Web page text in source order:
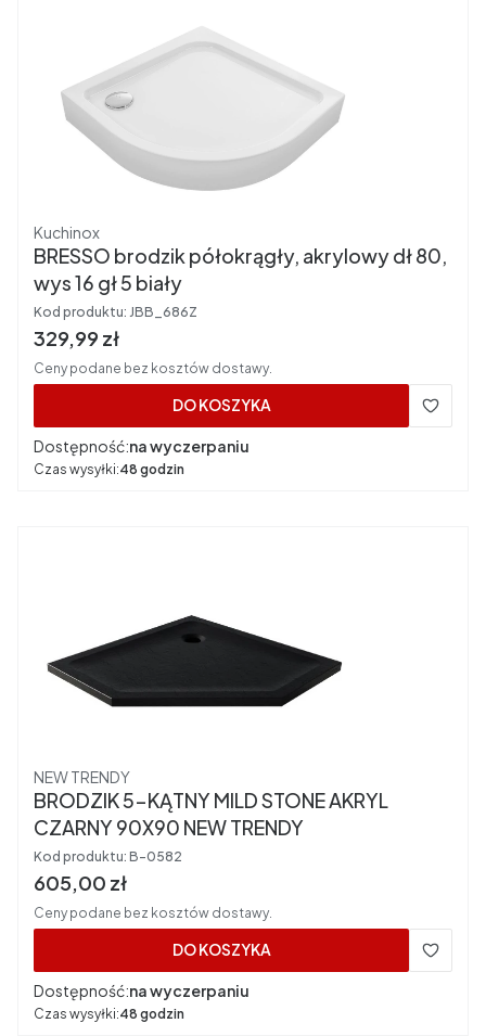
Producent
Kuchinox
BRESSO brodzik półokrągły, akrylowy dł 80,
wys 16 gł 5 biały
Kod produktu: JBB_686Z
Cena brutto
329,99 zł
Ceny podane bez kosztów dostawy.
DO KOSZYKA
Dostępność:na wyczerpaniu
Czas wysyłki:48 godzin
Producent
NEW TRENDY
BRODZIK 5-KĄTNY MILD STONE AKRYL
CZARNY 90X90 NEW TRENDY
Kod produktu: B-0582
Cena brutto
605,00 zł
Ceny podane bez kosztów dostawy.
DO KOSZYKA
Dostępność:na wyczerpaniu
Czas wysyłki:48 godzin